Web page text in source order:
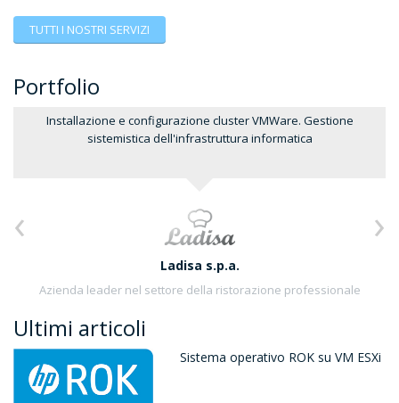
TUTTI I NOSTRI SERVIZI
Portfolio
Installazione e configurazione cluster VMWare. Gestione
sistemistica dell'infrastruttura informatica
‹ ›
Ladisa s.p.a.
Azienda leader nel settore della ristorazione professionale
Ultimi articoli
Sistema operativo ROK su VM ESXi